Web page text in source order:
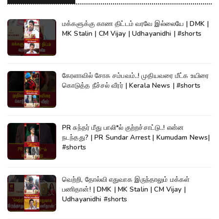
மக்களுக்கு காண திட்டம் வரவே இல்லையே | DMK |
MK Stalin | CM Vijay | Udhayanidhi | #shorts
கேரளாவில் சோக சம்பவம்..! முதியவரை மீட்க உயிரை
கொடுத்த நீச்சல் வீரர் | Kerala News | #shorts
PR சுந்தர் மீது பாலி*ல் குற்றச்சாட்டு..! என்ன
நடந்தது? | PR Sundar Arrest | Kumudam News|
#shorts
வெற்றி, தோல்வி எதுவாக இருந்தாலும் மக்கள்
பணிதான்! | DMK | MK Stalin | CM Vijay |
Udhayanidhi #shorts